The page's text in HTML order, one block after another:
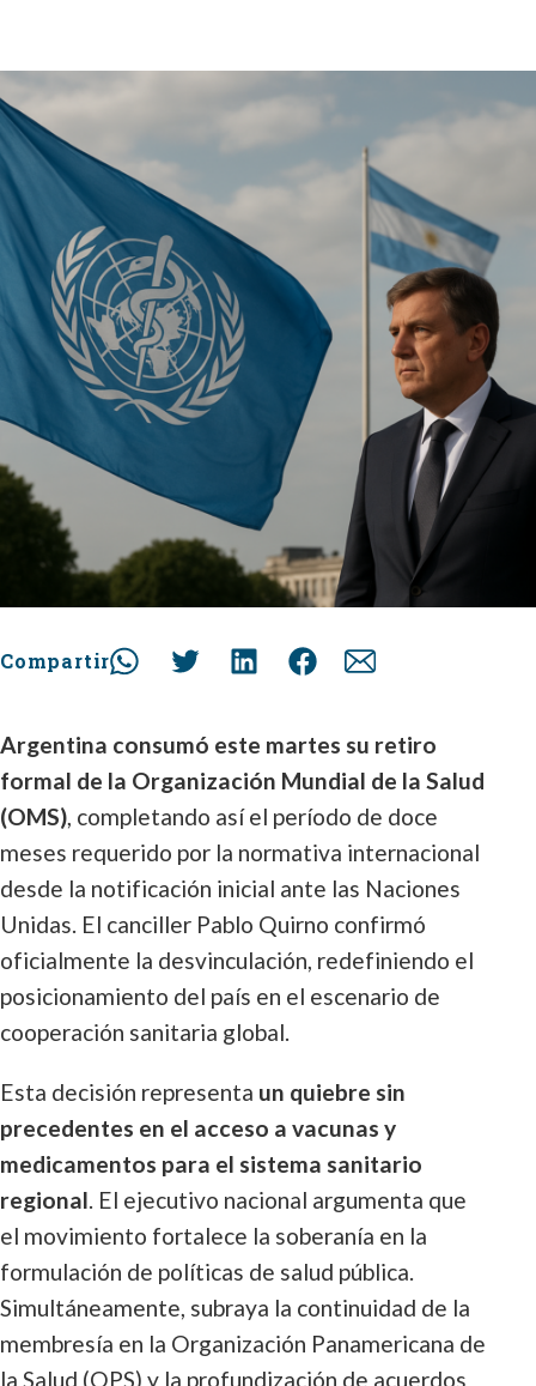
Compartir
Argentina consumó este martes su retiro
formal de la Organización Mundial de la Salud
(OMS), completando así el período de doce
meses requerido por la normativa internacional
desde la notificación inicial ante las Naciones
Unidas. El canciller Pablo Quirno confirmó
oficialmente la desvinculación, redefiniendo el
posicionamiento del país en el escenario de
cooperación sanitaria global.
Esta decisión representa un quiebre sin
precedentes en el acceso a vacunas y
medicamentos para el sistema sanitario
regional. El ejecutivo nacional argumenta que
el movimiento fortalece la soberanía en la
formulación de políticas de salud pública.
Simultáneamente, subraya la continuidad de la
membresía en la Organización Panamericana de
la Salud (OPS) y la profundización de acuerdos